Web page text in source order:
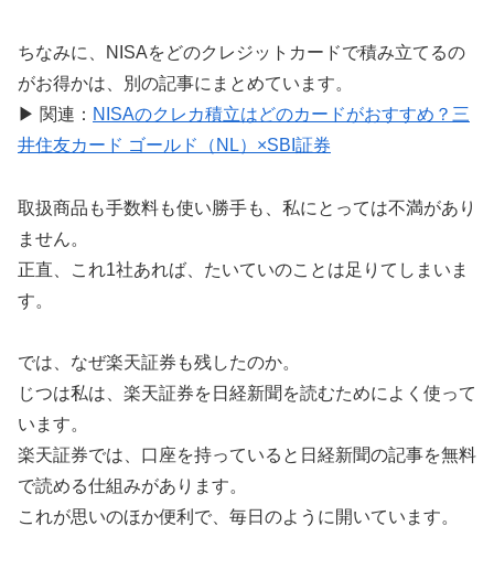
ちなみに、NISAをどのクレジットカードで積み立てるの
がお得かは、別の記事にまとめています。
▶ 関連： NISAのクレカ積立はどのカードがおすすめ？三
井住友カード ゴールド（NL）×SBI証券
取扱商品も手数料も使い勝手も、私にとっては不満があり
ません。
正直、これ1社あれば、たいていのことは足りてしまいま
す。
では、なぜ楽天証券も残したのか。
じつは私は、楽天証券を日経新聞を読むためによく使って
います。
楽天証券では、口座を持っていると日経新聞の記事を無料
で読める仕組みがあります。
これが思いのほか便利で、毎日のように開いています。